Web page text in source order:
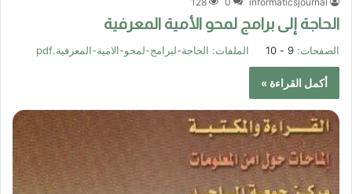
الحاجة إلى برامج لمحو الأمية المعرفية
الصفحات: 9 - 10 الملفات: الحاجة-لبرامج-لمحو-الامية-المعرفية.pdf
أكمل القراءة »